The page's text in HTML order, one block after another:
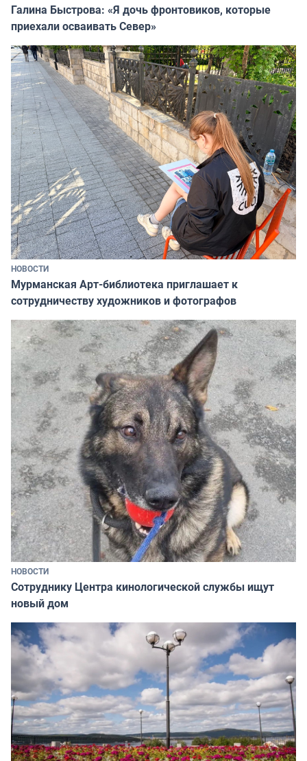
Галина Быстрова: «Я дочь фронтовиков, которые
приехали осваивать Север»
НОВОСТИ
Мурманская Арт-библиотека приглашает к
сотрудничеству художников и фотографов
НОВОСТИ
Сотруднику Центра кинологической службы ищут
новый дом